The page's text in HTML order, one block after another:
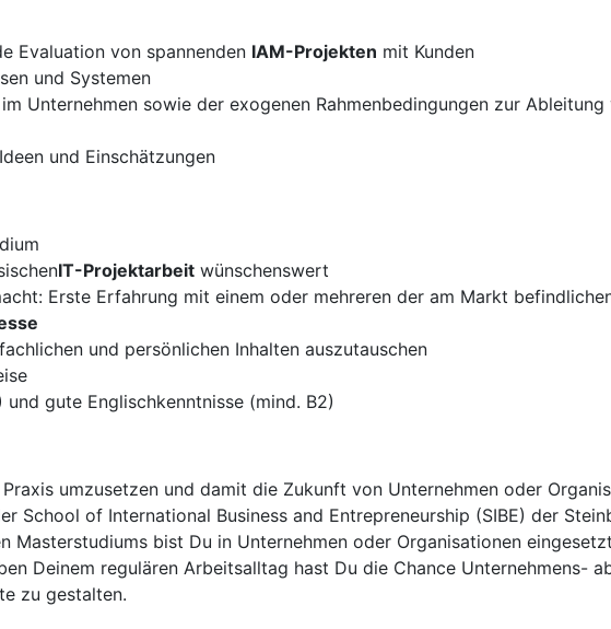
Evaluation von spannenden IAM-Projekten mit Kunden
und Systemen
Unternehmen sowie der exogenen Rahmenbedingungen zur
und Einschätzungen
IT-Projektarbeit wünschenswert
Erste Erfahrung mit einem oder mehreren der am Markt
und persönlichen Inhalten auszutauschen
und gute Englischkenntnisse (mind. B2)
umzusetzen und damit die Zukunft von Unternehmen oder
School of International Business and Entrepreneurship (SIBE) der
Masterstudiums bist Du in Unternehmen oder Organisationen
Deinem regulären Arbeitsalltag hast Du die Chance Unternehmens-
zu gestalten.